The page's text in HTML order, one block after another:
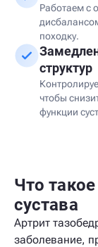
Работаем с
походку.
структур
чтобы
функции
Что
сустава
Артрит
заболевание,